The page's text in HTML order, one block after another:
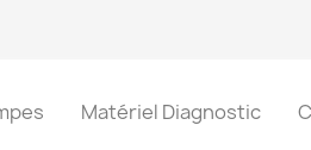
Matériel Diagnostic